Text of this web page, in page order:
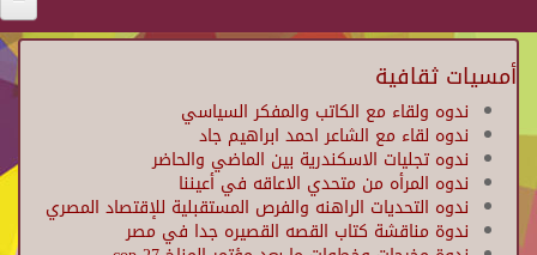
أمسيات ثقافية
ندوه ولقاء مع الكاتب والمفكر السياسي
ندوه لقاء مع الشاعر احمد ابراهيم جاد
ندوه تجليات الاسكندرية بين الماضي والحاضر
ندوه المرأه من متحدي الاعاقه في أعيننا
ندوه التحديات الراهنه والفرص المستقبلية للإقتصاد المصري
ندوة مناقشة كتاب القصه القصيره جدا في مصر